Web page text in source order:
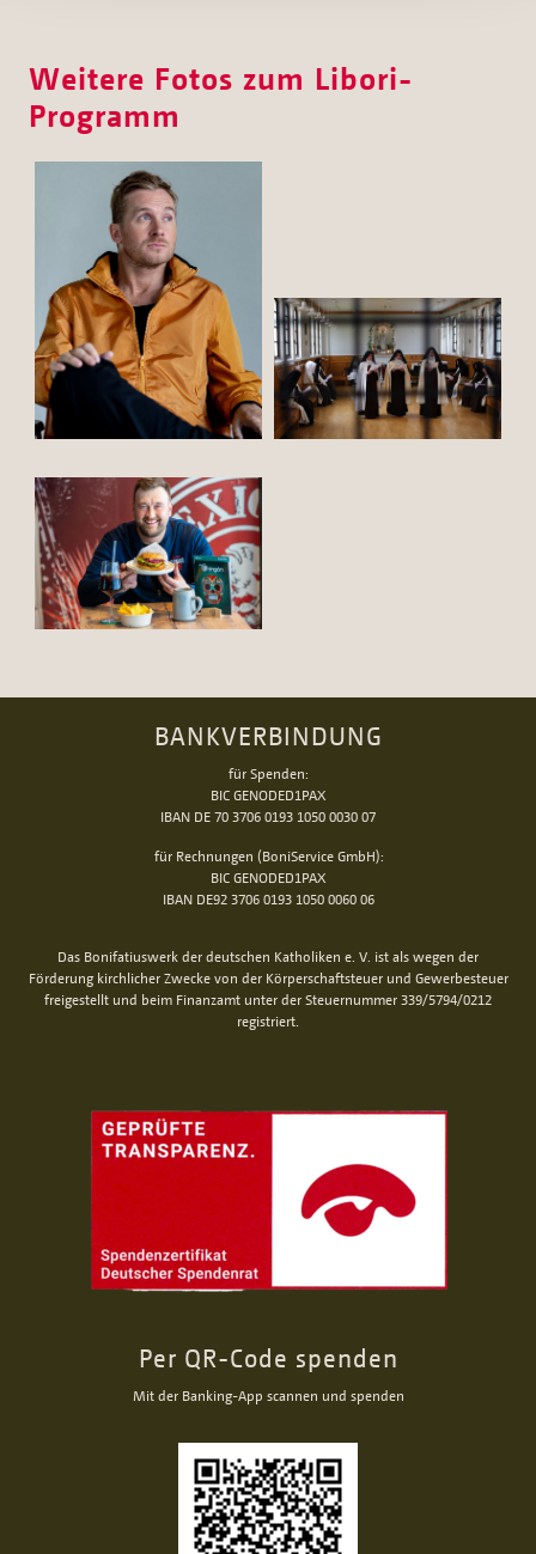
Weitere Fotos zum Libori-
Programm
BANKVERBINDUNG
für Spenden:
BIC GENODED1PAX
IBAN DE 70 3706 0193 1050 0030 07
für Rechnungen (BoniService GmbH):
BIC GENODED1PAX
IBAN DE92 3706 0193 1050 0060 06
Das Bonifatiuswerk der deutschen Katholiken e. V. ist als wegen der
Förderung kirchlicher Zwecke von der Körperschaftsteuer und Gewerbesteuer
freigestellt und beim Finanzamt unter der Steuernummer 339/5794/0212
registriert.
Per QR-Code spenden
Mit der Banking-App scannen und spenden